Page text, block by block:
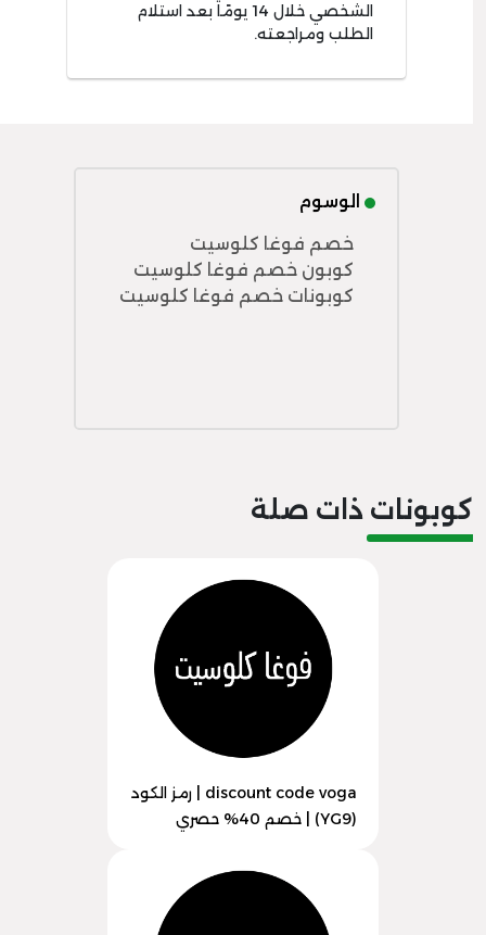
الشخصي خلال 14 يومًا بعد استلام
الطلب ومراجعته.
الوسوم
خصم فوغا كلوسيت
كوبون خصم فوغا كلوسيت
كوبونات خصم فوغا كلوسيت
كوبونات ذات صلة
discount code voga | رمز الكود
(YG9) | خصم 40% حصري